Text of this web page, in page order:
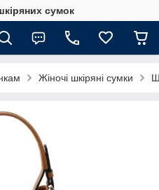
сумок
Жіночі шкіряні сумки